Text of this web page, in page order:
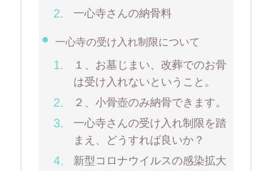
一心寺さんの納骨料
一心寺の受け入れ制限について
１、お墓じまい、改葬でのお骨
は受け入れないということ。
２、小骨壺のみ納骨できます。
一心寺さんの受け入れ制限を踏
まえ、どうすれば良いか？
新型コロナウイルスの感染拡大